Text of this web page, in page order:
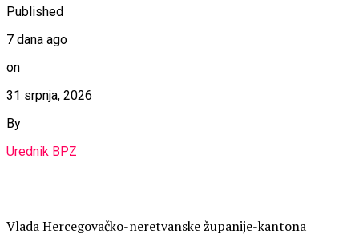
Published
7 dana ago
on
31 srpnja, 2026
By
Urednik BPZ
Vlada Hercegovačko-neretvanske županije-kantona